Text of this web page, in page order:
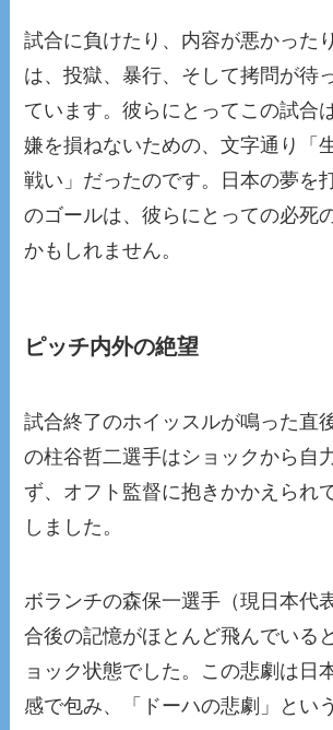
試合に負けたり、内容が悪かった
は、投獄、暴行、そして拷問が待
ています。彼らにとってこの試合
嫌を損ねないための、文字通り「
戦い」だったのです。日本の夢を
のゴールは、彼らにとっての必死
かもしれません。
ピッチ内外の絶望
試合終了のホイッスルが鳴った直
の柱谷哲二選手はショックから自
ず、オフト監督に抱きかかえられ
しました。
ボランチの森保一選手（現日本代
合後の記憶がほとんど飛んでいる
ョック状態でした。この悲劇は日
感で包み、「ドーハの悲劇」とい